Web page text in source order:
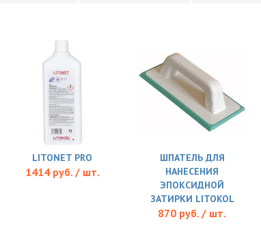
LITONET PRO
1414 руб. / шт.
ШПАТЕЛЬ ДЛЯ
НАНЕСЕНИЯ
ЭПОКСИДНОЙ
ЗАТИРКИ LITOKOL
870 руб. / шт.